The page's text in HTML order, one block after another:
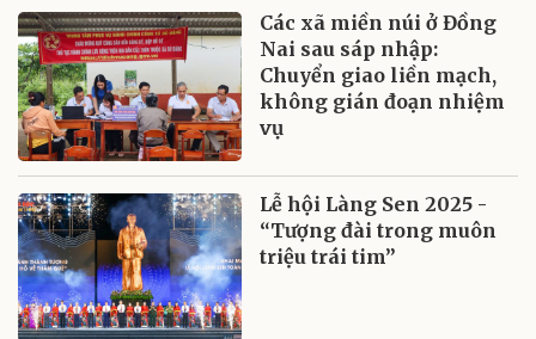
Các xã miền núi ở Đồng
Nai sau sáp nhập:
Chuyển giao liền mạch,
không gián đoạn nhiệm
vụ
Lễ hội Làng Sen 2025 -
“Tượng đài trong muôn
triệu trái tim”